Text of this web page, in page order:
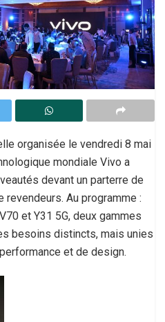
organisée le vendredi 8 mai
mondiale Vivo a
devant un parterre de
Au programme :
et Y31 5G, deux gammes
besoins distincts, mais unies
et de design.